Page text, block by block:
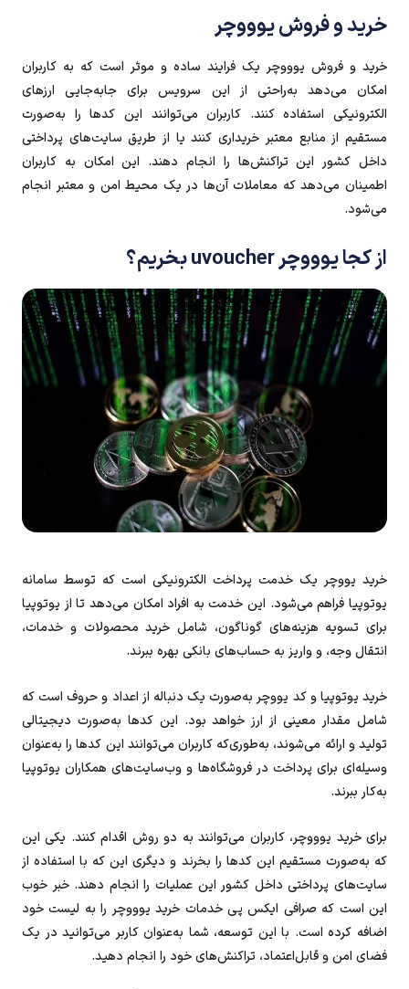
خرید و فروش یوووچر
خرید و فروش یوووچر یک فرایند ساده و موثر است که به کاربران
امکان می‌دهد به‌راحتی از این سرویس برای جابه‌جایی ارزهای
الکترونیکی استفاده کنند. کاربران می‌توانند این کدها را به‌صورت
مستقیم از منابع معتبر خریداری کنند یا از طریق سایت‌های پرداختی
داخل کشور این تراکنش‌ها را انجام دهند. این امکان به کاربران
اطمینان می‌دهد که معاملات آن‌ها در یک محیط امن و معتبر انجام
می‌شود.
از کجا یوووچر uvoucher بخریم؟
خرید یووچر یک خدمت پرداخت الکترونیکی است که توسط سامانه
یوتوپیا فراهم می‌شود. این خدمت به افراد امکان می‌دهد تا از یوتوپیا
برای تسویه هزینه‌های گوناگون، شامل خرید محصولات و خدمات،
انتقال وجه، و واریز به حساب‌های بانکی بهره ببرند.
خرید یوتوپیا و کد یووچر به‌صورت یک دنباله از اعداد و حروف است که
شامل مقدار معینی از ارز خواهد بود. این کدها به‌صورت دیجیتالی
تولید و ارائه می‌شوند، به‌طوری‌که کاربران می‌توانند این کدها را به‌عنوان
وسیله‌ای برای پرداخت در فروشگاه‌ها و وب‌سایت‌های همکاران یوتوپیا
به‌کار ببرند.
برای خرید یوووچر، کاربران می‌توانند به دو روش اقدام کنند. یکی این
که به‌صورت مستقیم این کدها را بخرند و دیگری این که با استفاده از
سایت‌های پرداختی داخل کشور این عملیات را انجام دهند. خبر خوب
این است که صرافی ایکس پی خدمات خرید یوووچر را به لیست خود
اضافه کرده است. با این توسعه، شما به‌عنوان کاربر می‌توانید در یک
فضای امن و قابل‌اعتماد، تراکنش‌های خود را انجام دهید.